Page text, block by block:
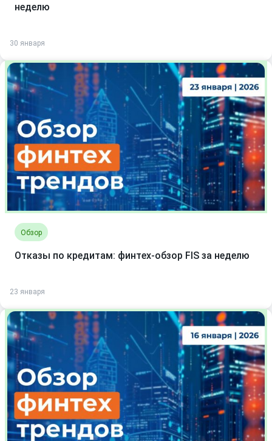
неделю
30 января
Обзор
Отказы по кредитам: финтех-обзор FIS за неделю
23 января